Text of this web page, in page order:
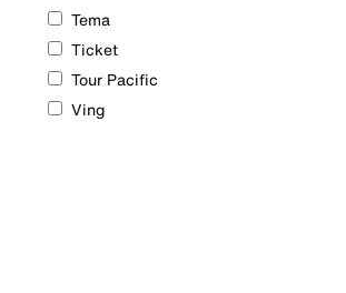
Tema
Ticket
Tour Pacific
Ving